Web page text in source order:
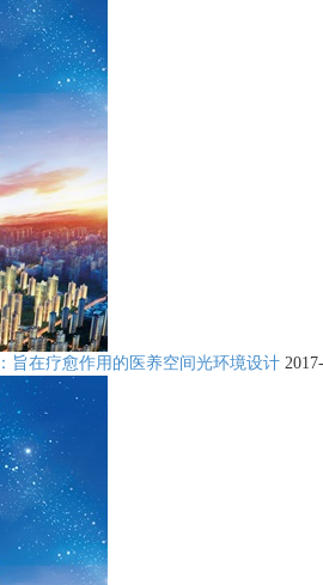
旨在疗愈作用的医养空间光环境设计